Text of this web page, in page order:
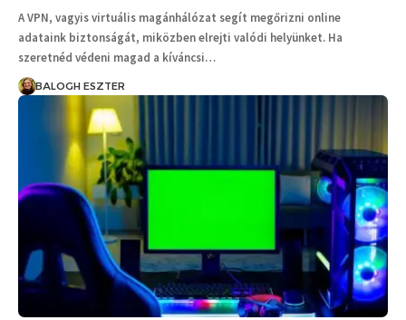
A VPN, vagyis virtuális magánhálózat segít megőrizni online
adataink biztonságát, miközben elrejti valódi helyünket. Ha
szeretnéd védeni magad a kíváncsi…
BALOGH ESZTER